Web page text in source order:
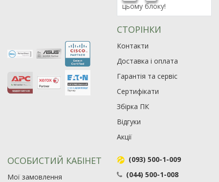
цьому блоку!
СТОРІНКИ
Контакти
Доставка і оплата
Гарантія та сервіс
Сертифікати
Збірка ПК
Відгуки
Акції
ОСОБИСТИЙ КАБІНЕТ
Мої замовлення
(093) 500-1-009
(044) 500-1-008